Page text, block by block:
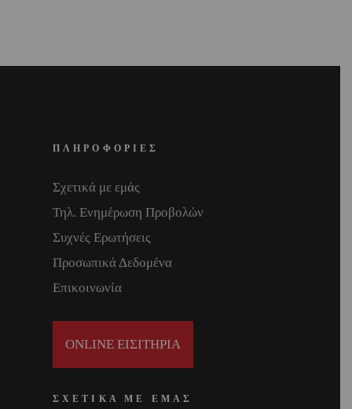
ΠΛΗΡΟΦΟΡΙΕΣ
Σχετικά με εμάς
Τηλ. Ενημέρωση Προβολών
Συχνές Ερωτήσεις
Προσωπικά Δεδομένα
Επικοινωνία
ONLINE ΕΙΣΙΤΗΡΙΑ
ΣΧΕΤΙΚΑ ΜΕ ΕΜΑΣ